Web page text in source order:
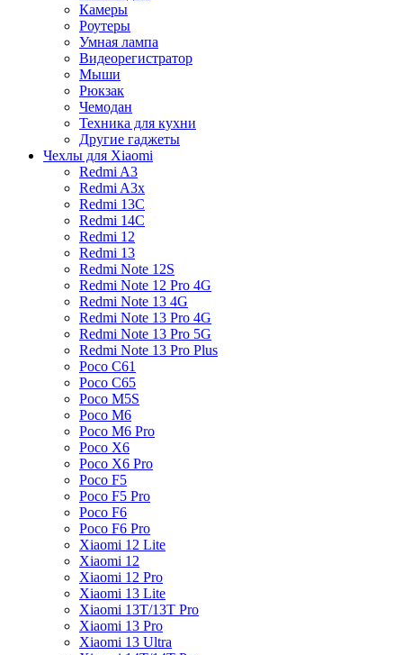
Камеры
Роутеры
Умная лампа
Видеорегистратор
Мыши
Рюкзак
Чемодан
Техника для кухни
Другие гаджеты
Чехлы для Xiaomi
Redmi A3
Redmi A3x
Redmi 13C
Redmi 14C
Redmi 12
Redmi 13
Redmi Note 12S
Redmi Note 12 Pro 4G
Redmi Note 13 4G
Redmi Note 13 Pro 4G
Redmi Note 13 Pro 5G
Redmi Note 13 Pro Plus
Poco C61
Poco C65
Poco M5S
Poco M6
Poco M6 Pro
Poco X6
Poco X6 Pro
Poco F5
Poco F5 Pro
Poco F6
Poco F6 Pro
Xiaomi 12 Lite
Xiaomi 12
Xiaomi 12 Pro
Xiaomi 13 Lite
Xiaomi 13T/13T Pro
Xiaomi 13 Pro
Xiaomi 13 Ultra